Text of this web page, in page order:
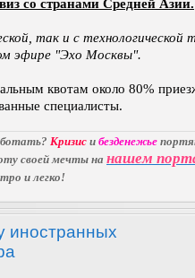
со странами Средней Азии.
так и с технологической
эфире "Эхо Москвы".
квотам около 80%
специалисты.
Кризис и безденежье
своей мечты на нашем
и легко!
иностранных